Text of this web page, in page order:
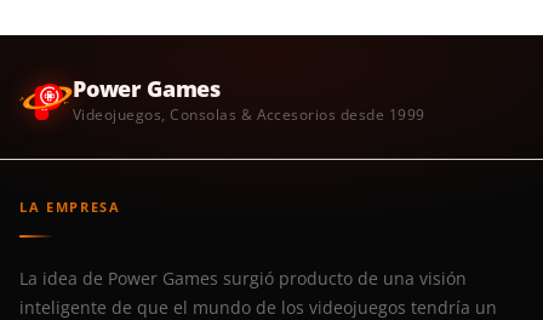
Power Games
Videojuegos, Consolas & Accesorios desde 1999
LA EMPRESA
La idea de Power Games surgió producto de una visión
inteligente de que el mundo de los videojuegos tendría un